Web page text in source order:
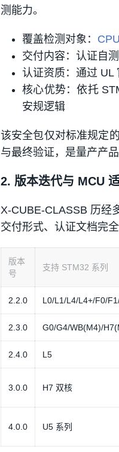
测能力。
覆盖检测对象： CPU
交付内容：认证自
认证资质：通过 UL
核心优势：依托
安规逻辑
该安全包仅对标准规定
与最终验证，是量产产
2. 版本迭代与 MCU
X-CUBE-CLASSB 历经
交付形式、认证文档完
版本
号
支持 STM32 系列
2.2.0 L0/L1/L4/L4+/F0/
2.3.0 G0/G4/WB(M4)/
2.4.0 L5
3.0.0 H7 双核
4.0.0 U5 系列